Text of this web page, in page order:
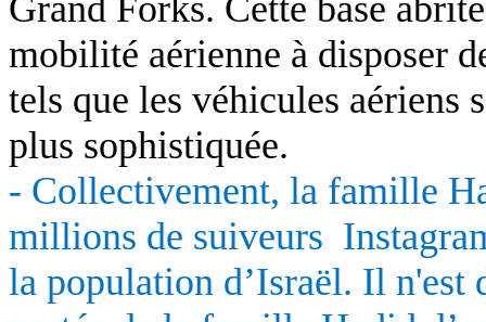
mobilité aérienne à disposer
tels que les véhicules aériens
plus sophistiquée.
- Collectivement, la famille
millions de suiveurs
la population d’Israël. Il n'est